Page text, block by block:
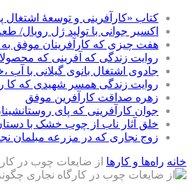
کتاب «کارآفرینی و توسعۀ
اکسیر جوانی با تولید ژل
هفت چیزی که کارآفرینان موفق به
روایت زندگی که آفرینی که
جادوی اشتغال بانوی گیلانی با آب
روایت زندگی همسر شهیدی که کا
زهره صداقت کارآفرین موفق
جوان کارآفرینی که پای
خلق آثار ناب از چوب خشک با
زوج نجاری که در مزرعه مبلمان
خانه راه‌ها و كارها از ضایعات چوب در